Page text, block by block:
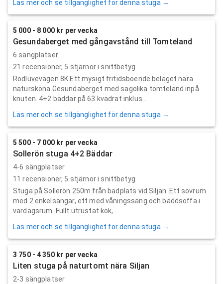
Läs mer och se tillgänglighet för denna stuga →
5 000 - 8 000 kr per vecka
Gesundaberget med gångavstånd till Tomteland
6 sängplatser
21 recensioner, 5 stjärnor i snittbetyg
Rödluvevägen 8K Ett mysigt fritidsboende beläget nära
natursköna Gesundaberget med sagolika tomteland inpå
knuten. 4+2 bäddar på 63 kvadrat inklus...
Läs mer och se tillgänglighet för denna stuga →
5 500 - 7 000 kr per vecka
Sollerön stuga 4+2 Bäddar
4-6 sängplatser
11 recensioner, 5 stjärnor i snittbetyg
Stuga på Sollerön 250m från badplats vid Siljan. Ett sovrum
med 2 enkelsängar, ett med våningssäng och bäddsoffa i
vardagsrum. Fullt utrustat kök, ...
Läs mer och se tillgänglighet för denna stuga →
3 750 - 4 350 kr per vecka
Liten stuga på naturtomt nära Siljan
2-3 sängplatser